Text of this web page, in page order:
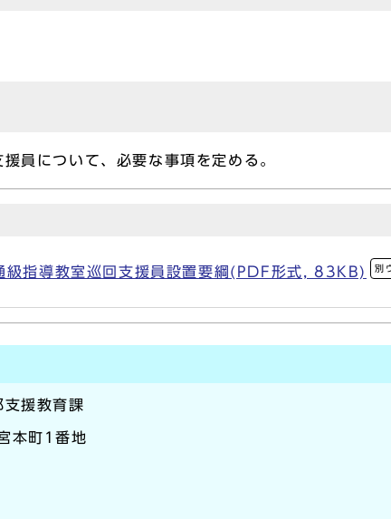
員について、必要な事項を定める。
級指導教室巡回支援員設置要綱(PDF形式, 83KB) 別
支援教育課
本町1番地